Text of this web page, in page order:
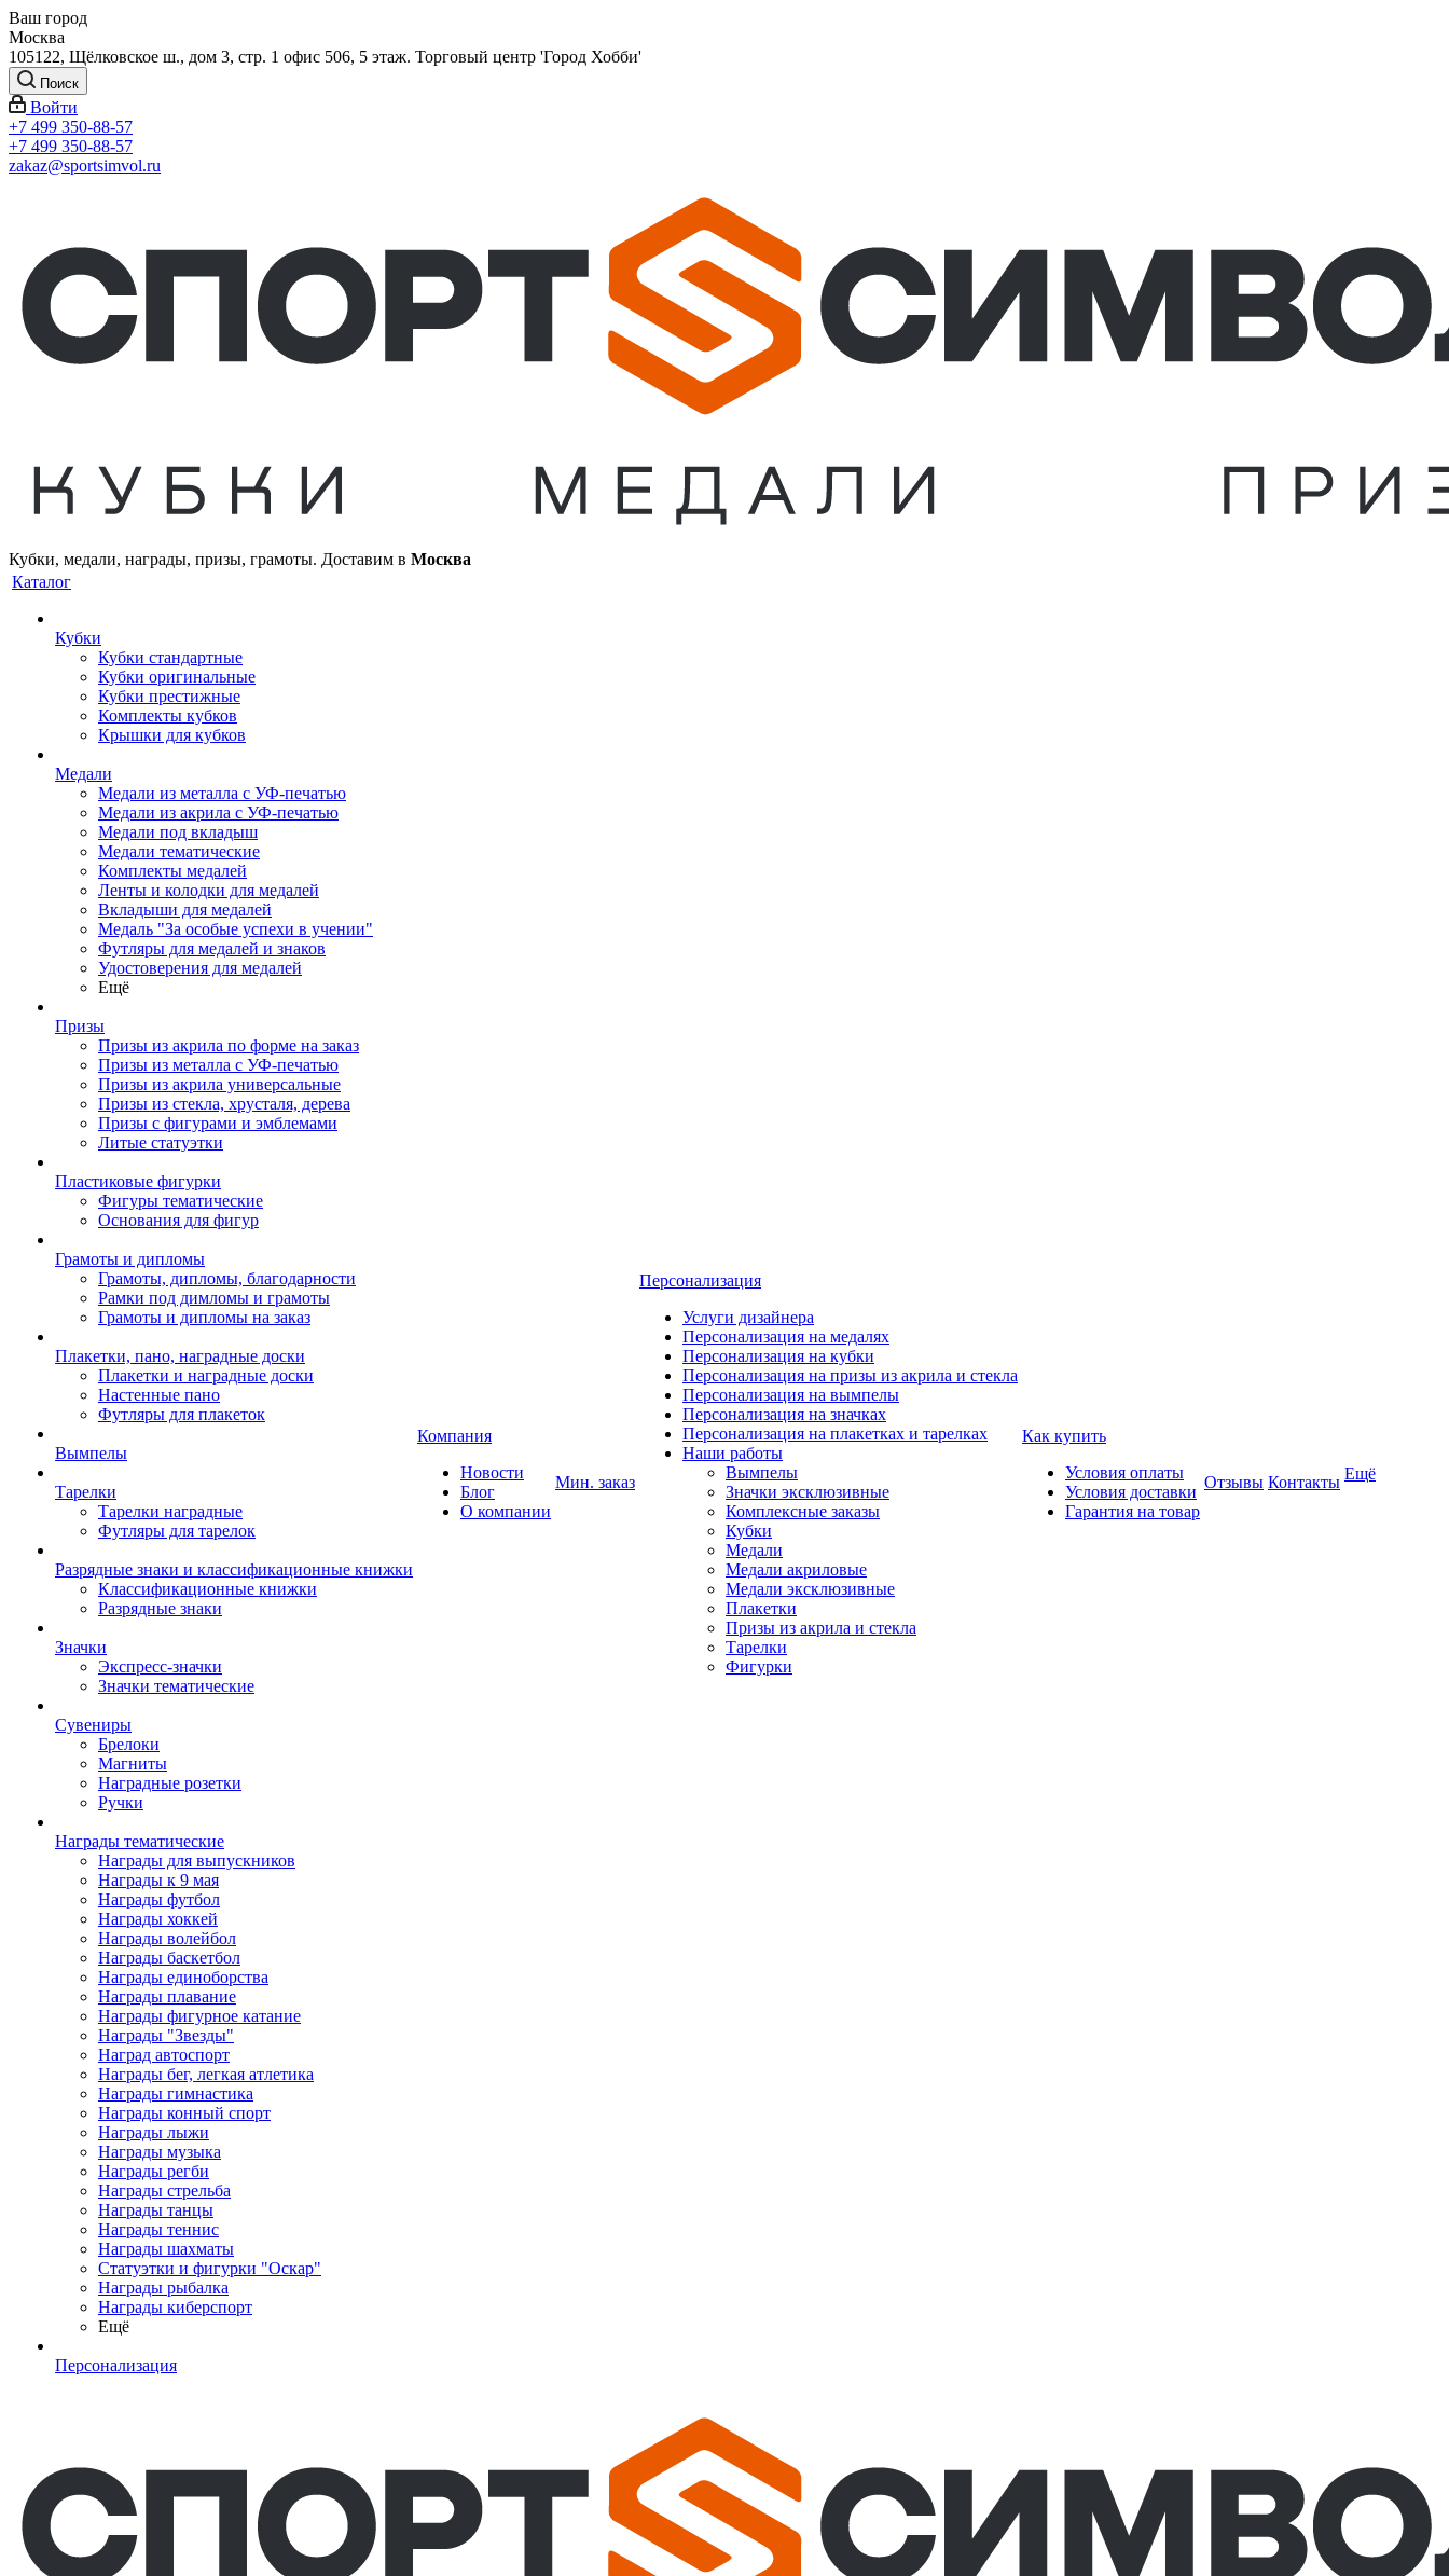
Ваш город
Москва
105122, Щёлковское ш., дом 3, стр. 1 офис 506, 5 этаж. Торговый центр 'Город Хобби'
Поиск
Войти
+7 499 350-88-57
+7 499 350-88-57
zakaz@sportsimvol.ru
Кубки, медали, награды, призы, грамоты. Доставим в Москва
Каталог
Кубки
Кубки стандартные
Кубки оригинальные
Кубки престижные
Комплекты кубков
Крышки для кубков
Медали
Медали из металла с УФ-печатью
Медали из акрила с УФ-печатью
Медали под вкладыш
Медали тематические
Комплекты медалей
Ленты и колодки для медалей
Вкладыши для медалей
Медаль "За особые успехи в учении"
Футляры для медалей и знаков
Удостоверения для медалей
Ещё
Призы
Призы из акрила по форме на заказ
Призы из металла с УФ-печатью
Призы из акрила универсальные
Призы из стекла, хрусталя, дерева
Призы с фигурами и эмблемами
Литые статуэтки
Пластиковые фигурки
Фигуры тематические
Основания для фигур
Грамоты и дипломы
Грамоты, дипломы, благодарности
Рамки под димломы и грамоты
Грамоты и дипломы на заказ
Плакетки, пано, наградные доски
Плакетки и наградные доски
Настенные пано
Футляры для плакеток
Вымпелы
Тарелки
Тарелки наградные
Футляры для тарелок
Разрядные знаки и классификационные книжки
Классификационные книжки
Разрядные знаки
Значки
Экспресс-значки
Значки тематические
Сувениры
Брелоки
Магниты
Наградные розетки
Ручки
Награды тематические
Награды для выпускников
Награды к 9 мая
Награды футбол
Награды хоккей
Награды волейбол
Награды баскетбол
Награды единоборства
Награды плавание
Награды фигурное катание
Награды "Звезды"
Наград автоспорт
Награды бег, легкая атлетика
Награды гимнастика
Награды конный спорт
Награды лыжи
Награды музыка
Награды регби
Награды стрельба
Награды танцы
Награды теннис
Награды шахматы
Статуэтки и фигурки "Оскар"
Награды рыбалка
Награды киберспорт
Ещё
Персонализация
Компания
Новости
Блог
О компании
Мин. заказ
Персонализация
Услуги дизайнера
Персонализация на медалях
Персонализация на кубки
Персонализация на призы из акрила и стекла
Персонализация на вымпелы
Персонализация на значках
Персонализация на плакетках и тарелках
Наши работы
Вымпелы
Значки эксклюзивные
Комплексные заказы
Кубки
Медали
Медали акриловые
Медали эксклюзивные
Плакетки
Призы из акрила и стекла
Тарелки
Фигурки
Как купить
Условия оплаты
Условия доставки
Гарантия на товар
Отзывы Контакты Ещё